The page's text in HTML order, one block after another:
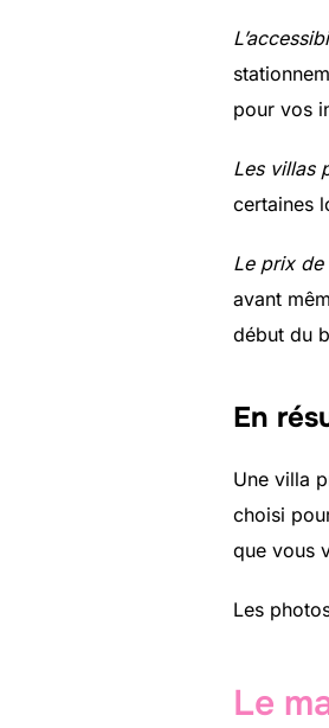
pour vos
Les villas
certaines
Le prix de
avant
début du
En
Une villa
choisi
que vous
Les
Le